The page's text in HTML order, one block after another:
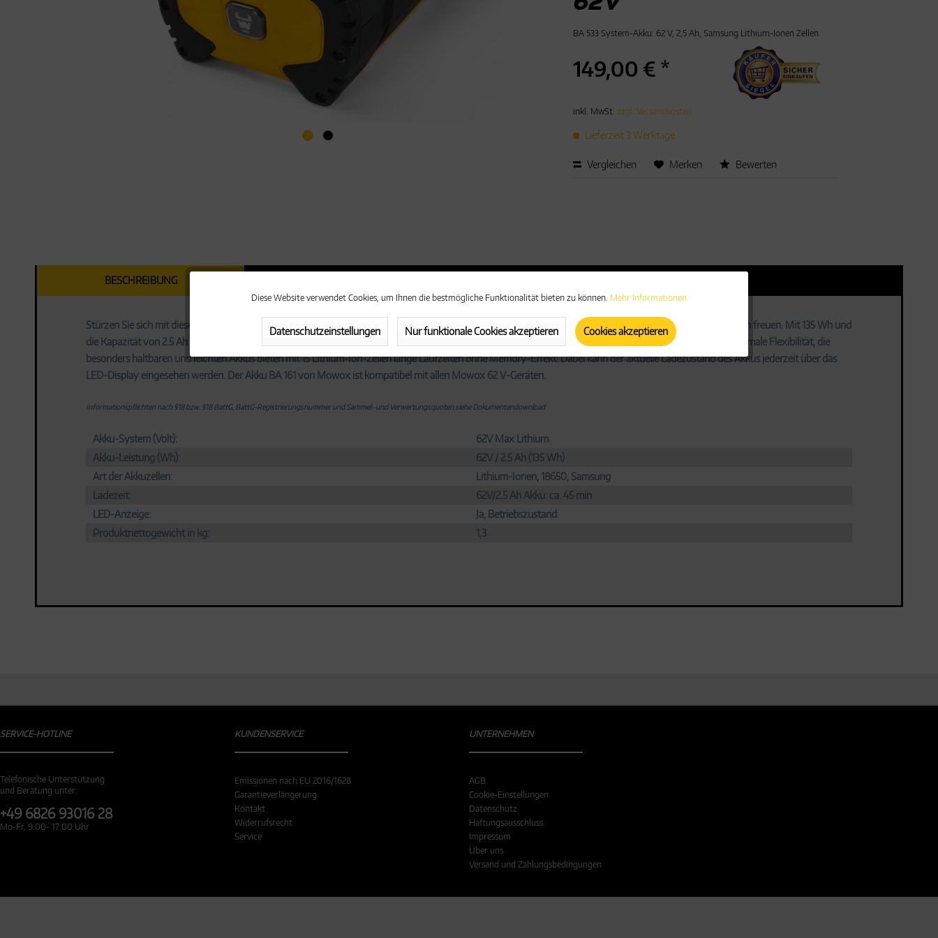
62V
BA 533 System-Akku: 62 V, 2,5 Ah, Samsung Lithium-Ionen Zellen
149,00 € *
inkl. MwSt. zzgl. Versandkosten
Lieferzeit 3 Werktage
Vergleichen Merken Bewerten
BESCHREIBUNG
Stürzen Sie sich mit diesem Lithium-Akku energiegeladen in die Gartenarbeit. Alle Mowox 62 V-Geräte dürfen sich auf herrlich lange Arbeitseinsätze im Garten freuen. Mit 135 Wh und
die Kapazität von 2.5 Ah macht er Heckenscheren, Rasenmähern und Rasentrimmern ordentlich Dampf. Das kompakte Gewicht von nur 1,3 kg sorgt für maximale Flexibilität, die
besonders haltbaren und leichten Akkus bieten mit 15 Lithium-Ion-Zellen lange Laufzeiten ohne Memory-Effekt. Dabei kann der aktuelle Ladezustand des Akkus jederzeit über das
LED-Display eingesehen werden. Der Akku BA 161 von Mowox ist kompatibel mit allen Mowox 62 V-Geräten.
Informationspflichten nach §18 bzw. §18 BattG, BattG-Registrierungsnummer und Sammel- und Verwertungsquoten siehe Dokumentendownload
Akku-System (Volt):
62V Max Lithium
Akku-Leistung (Wh):
62V / 2.5 Ah (135 Wh)
Art der Akkuzellen:
Lithium-Ionen, 18650, Samsung
Ladezeit:
62V/2.5 Ah Akku: ca. 45 min
LED-Anzeige:
Ja, Betriebszustand
Produktnettogewicht in kg:
1,3
SERVICE-HOTLINE
Telefonische Unterstützung
und Beratung unter:
+49 6826 93016 28
Mo-Fr, 9:00- 17:00 Uhr
KUNDENSERVICE
Emissionen nach EU 2016/1628
Garantieverlängerung
Kontakt
Widerrufsrecht
Service
UNTERNEHMEN
AGB
Cookie-Einstellungen
Datenschutz
Haftungsausschluss
Impressum
Über uns
Versand und Zahlungsbedingungen
Aktiv
Aktiv
Diese Website verwendet Cookies, um Ihnen die bestmögliche Funktionalität bieten zu können. Mehr Informationen
Datenschutzeinstellungen Nur funktionale Cookies akzeptieren Cookies akzeptieren